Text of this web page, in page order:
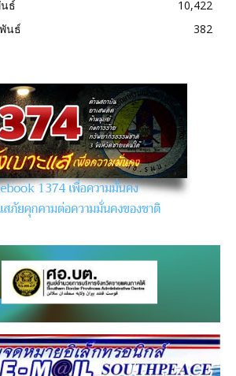
ธ์
10,422
นธ์
382